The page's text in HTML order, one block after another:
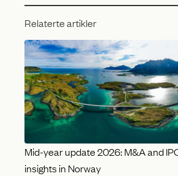
Relaterte artikler
Mid-year update 2026: M&A and
insights in Norway